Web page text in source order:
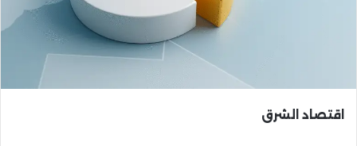
اقتصاد الشرق